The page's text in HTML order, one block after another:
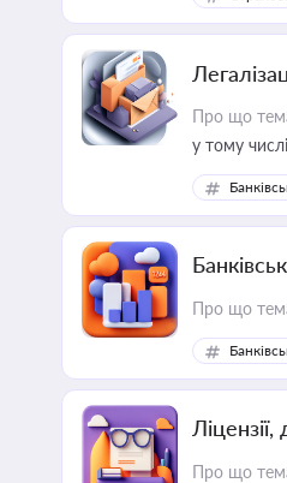
Про що
у тому
ризиків
Про що
Про що